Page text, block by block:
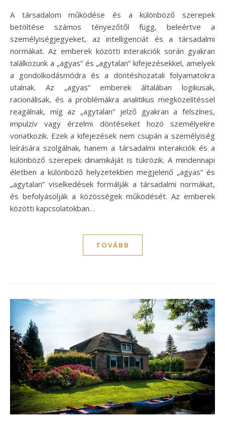
A társadalom működése és a különböző szerepek
betöltése számos tényezőtől függ, beleértve a
személyiségjegyeket, az intelligenciát és a társadalmi
normákat. Az emberek közötti interakciók során gyakran
találkozunk a „agyas” és „agytalan” kifejezésekkel, amelyek
a gondolkodásmódra és a döntéshozatali folyamatokra
utalnak. Az „agyas” emberek általában logikusak,
racionálisak, és a problémákra analitikus megközelítéssel
reagálnak, míg az „agytalan” jelző gyakran a felszínes,
impulzív vagy érzelmi döntéseket hozó személyekre
vonatkozik. Ezek a kifejezések nem csupán a személyiség
leírására szolgálnak, hanem a társadalmi interakciók és a
különböző szerepek dinamikáját is tükrözik. A mindennapi
életben a különböző helyzetekben megjelenő „agyas” és
„agytalan” viselkedések formálják a társadalmi normákat,
és befolyásolják a közösségek működését. Az emberek
közötti kapcsolatokban…
TOVÁBB